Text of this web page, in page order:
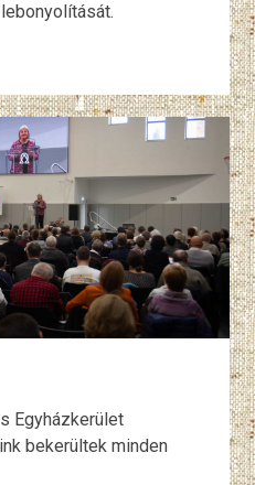
Egyházkerület
bekerültek minden